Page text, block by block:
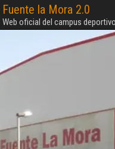
Fuente la Mora 2.0
Web oficial del campus